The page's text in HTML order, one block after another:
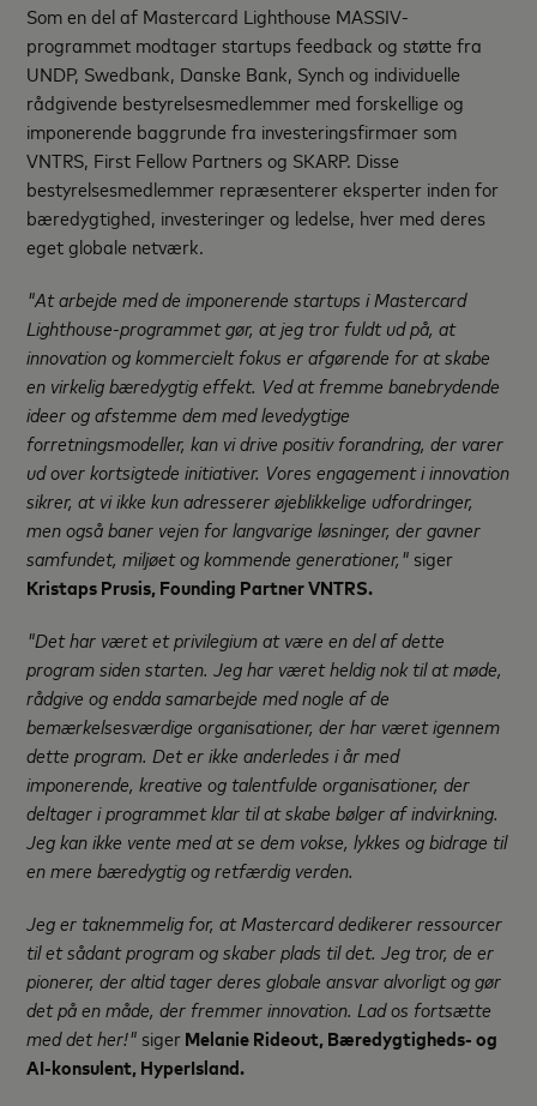
Som en del af Mastercard Lighthouse MASSIV-
programmet modtager startups feedback og støtte fra
UNDP, Swedbank, Danske Bank, Synch og individuelle
rådgivende bestyrelsesmedlemmer med forskellige og
imponerende baggrunde fra investeringsfirmaer som
VNTRS, First Fellow Partners og SKARP. Disse
bestyrelsesmedlemmer repræsenterer eksperter inden for
bæredygtighed, investeringer og ledelse, hver med deres
eget globale netværk.
"At arbejde med de imponerende startups i Mastercard
Lighthouse-programmet gør, at jeg tror fuldt ud på, at
innovation og kommercielt fokus er afgørende for at skabe
en virkelig bæredygtig effekt. Ved at fremme banebrydende
ideer og afstemme dem med levedygtige
forretningsmodeller, kan vi drive positiv forandring, der varer
ud over kortsigtede initiativer. Vores engagement i innovation
sikrer, at vi ikke kun adresserer øjeblikkelige udfordringer,
men også baner vejen for langvarige løsninger, der gavner
samfundet, miljøet og kommende generationer," siger
Kristaps Prusis, Founding Partner VNTRS.
"Det har været et privilegium at være en del af dette
program siden starten. Jeg har været heldig nok til at møde,
rådgive og endda samarbejde med nogle af de
bemærkelsesværdige organisationer, der har været igennem
dette program. Det er ikke anderledes i år med
imponerende, kreative og talentfulde organisationer, der
deltager i programmet klar til at skabe bølger af indvirkning.
Jeg kan ikke vente med at se dem vokse, lykkes og bidrage til
en mere bæredygtig og retfærdig verden.
Jeg er taknemmelig for, at Mastercard dedikerer ressourcer
til et sådant program og skaber plads til det. Jeg tror, de er
pionerer, der altid tager deres globale ansvar alvorligt og gør
det på en måde, der fremmer innovation. Lad os fortsætte
med det her!" sigerMelanie Rideout, Bæredygtigheds- og
AI-konsulent, HyperIsland.